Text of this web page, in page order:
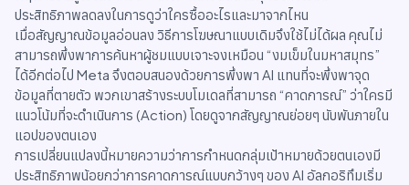
ประสิทธิภาพลดลงในการดูว่าใครซื้ออะไรและมาจากไหน
เมื่อสัญญาณข้อมูลอ่อนลง วิธีการโฆษณาแบบเดิมจึงใช้ไม่ได้ผล คุณไม่
สามารถพึ่งพาการค้นหาผู้ชมแบบเจาะจงเหมือน “งมเข็มในมหาสมุทร”
ได้อีกต่อไป Meta จึงตอบสนองด้วยการพึ่งพา AI แทนที่จะพึ่งพาจุด
ข้อมูลที่ตายตัว พวกเขาสร้างระบบโมเดลที่สามารถ “คาดการณ์” ว่าใครมี
แนวโน้มที่จะดำเนินการ (Action) โดยดูจากสัญญาณย่อยๆ นับพันภายใน
แอปของตนเอง
การเปลี่ยนแปลงนี้หมายความว่าการกำหนดกลุ่มเป้าหมายด้วยตนเองมี
ประสิทธิภาพน้อยกว่าการคาดการณ์แบบกว้างๆ ของ AI อัลกอริทึมเริ่ม